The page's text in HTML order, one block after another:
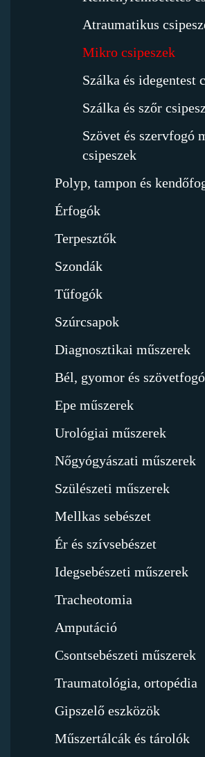
Atraumatikus
Mikro csipeszek
Szálka és idegentest
Szálka és szőr
Szövet és szervfogó
csipeszek
Polyp, tampon és
Érfogók
Terpesztők
Szondák
Tűfogók
Szúrcsapok
Diagnosztikai műszerek
Bél, gyomor és
Epe műszerek
Urológiai műszerek
Nőgyógyászati műszerek
Szülészeti műszerek
Mellkas sebészet
Ér és szívsebészet
Idegsebészeti műszerek
Tracheotomia
Amputáció
Csontsebészeti műszerek
Traumatológia, ortopédia
Gipszelő eszközök
Műszertálcák és tárolók